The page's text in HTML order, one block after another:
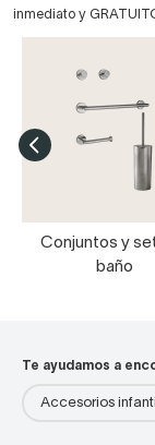
inmediato y
Conjuntos y
baño
Te ayudamos a
Accesorios